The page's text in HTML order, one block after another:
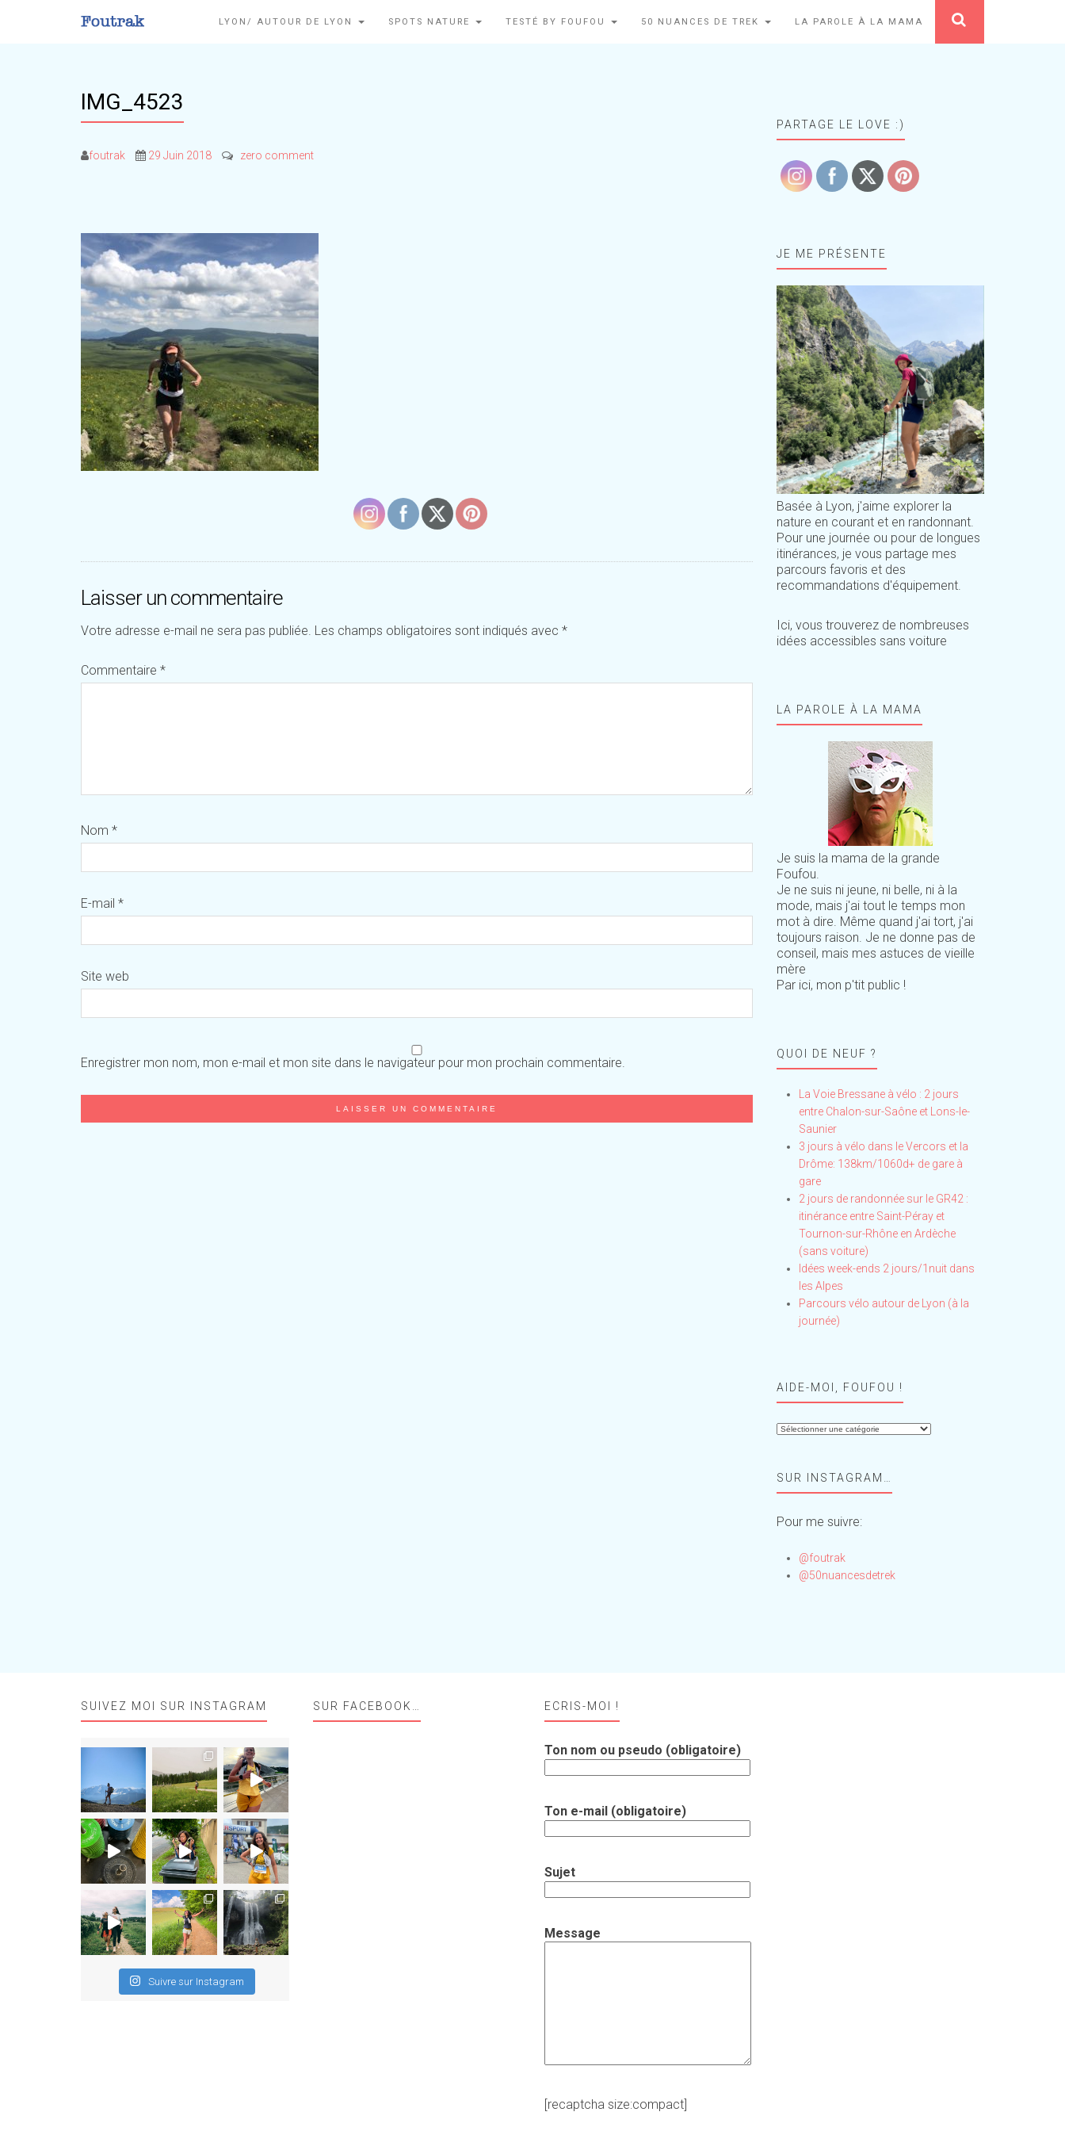
LYON/ AUTOUR DE LYON SPOTS NATURE TESTÉ BY FOUFOU 50 NUANCES DE TREK LA PAROLE À LA MAMA
IMG_4523
foutrak 29 Juin 2018 zero comment
Laisser un commentaire
Votre adresse e-mail ne sera pas publiée. Les champs obligatoires sont indiqués avec *
Commentaire *
Nom *
E-mail *
Site web
Enregistrer mon nom, mon e-mail et mon site dans le navigateur pour mon prochain commentaire.
PARTAGE LE LOVE :)
JE ME PRÉSENTE
Basée à Lyon, j'aime explorer la
nature en courant et en randonnant.
Pour une journée ou pour de longues
itinérances, je vous partage mes
parcours favoris et des
recommandations d'équipement.
Ici, vous trouverez de nombreuses
idées accessibles sans voiture
LA PAROLE À LA MAMA
Je suis la mama de la grande
Foufou.
Je ne suis ni jeune, ni belle, ni à la
mode, mais j'ai tout le temps mon
mot à dire. Même quand j'ai tort, j'ai
toujours raison. Je ne donne pas de
conseil, mais mes astuces de vieille
mère
Par ici, mon p'tit public !
QUOI DE NEUF ?
La Voie Bressane à vélo : 2 jours
entre Chalon-sur-Saône et Lons-le-
Saunier
3 jours à vélo dans le Vercors et la
Drôme: 138km/1060d+ de gare à
gare
2 jours de randonnée sur le GR42 :
itinérance entre Saint-Péray et
Tournon-sur-Rhône en Ardèche
(sans voiture)
Idées week-ends 2 jours/1nuit dans
les Alpes
Parcours vélo autour de Lyon (à la
journée)
AIDE-MOI, FOUFOU !
Aide-
!SUR INSTAGRAM…
Pour me suivre:
@foutrak
@50nuancesdetrek
SUIVEZ MOI SUR INSTAGRAM
Suivre sur Instagram
SUR FACEBOOK… ECRIS-MOI !
Ton nom ou pseudo (obligatoire)
Ton e-mail (obligatoire)
Sujet
Message
[recaptcha size:compact]